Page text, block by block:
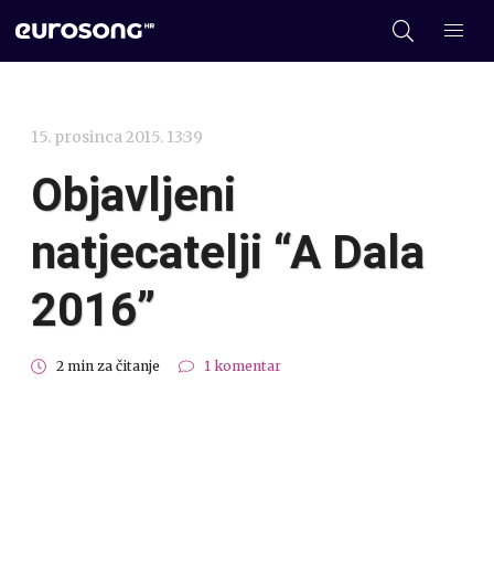
15. prosinca 2015. 13:39
Objavljeni
natjecatelji “A Dala
2016”
2 min za čitanje 1 komentar